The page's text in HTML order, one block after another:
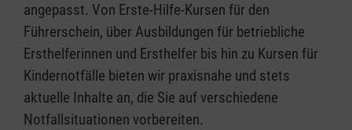
angepasst. Von Erste-Hilfe-Kursen für den
Führerschein, über Ausbildungen für betriebliche
Ersthelferinnen und Ersthelfer bis hin zu Kursen für
Kindernotfälle bieten wir praxisnahe und stets
aktuelle Inhalte an, die Sie auf verschiedene
Notfallsituationen vorbereiten.